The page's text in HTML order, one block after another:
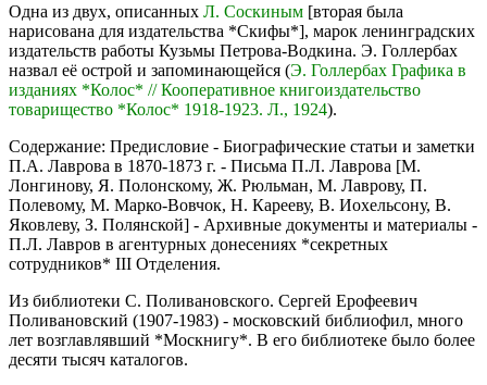
Одна из двух, описанных Л. Соскиным [вторая была
нарисована для издательства *Скифы*], марок ленинградских
издательств работы Кузьмы Петрова-Водкина. Э. Голлербах
назвал её острой и запоминающейся (Э. Голлербах Графика в
изданиях *Колос* // Кооперативное книгоиздательство
товарищество *Колос* 1918-1923. Л., 1924).
Содержание: Предисловие - Биографические статьи и заметки
П.А. Лаврова в 1870-1873 г. - Письма П.Л. Лаврова [М.
Лонгинову, Я. Полонскому, Ж. Рюльман, М. Лаврову, П.
Полевому, М. Марко-Вовчок, Н. Карееву, В. Иохельсону, В.
Яковлеву, З. Полянской] - Архивные документы и материалы -
П.Л. Лавров в агентурных донесениях *секретных
сотрудников* III Отделения.
Из библиотеки С. Поливановского. Сергей Ерофеевич
Поливановский (1907-1983) - московский библиофил, много
лет возглавлявший *Москнигу*. В его библиотеке было более
десяти тысяч каталогов.